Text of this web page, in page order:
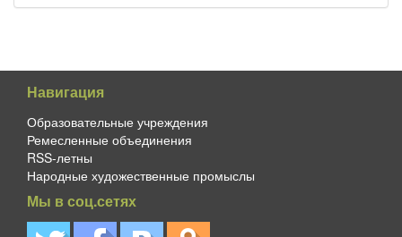
Навигация
Образовательные учреждения
Ремесленные объединения
RSS-летны
Народные художественные промыслы
Мы в соц.сетях